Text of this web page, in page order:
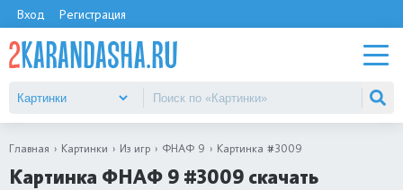
Вход Регистрация
Главная Картинки Из игр ФНАФ 9 Картинка #3009
Картинка ФНАФ 9 #3009 скачать